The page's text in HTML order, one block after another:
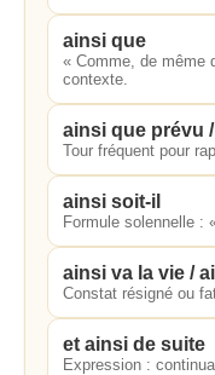
ainsi que
« Comme, de même
contexte.
ainsi que prévu
Tour fréquent pour
ainsi soit-il
Formule solennelle :
ainsi va la vie /
Constat résigné ou
et ainsi de suite
Expression :